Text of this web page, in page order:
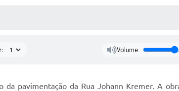
Volume
pavimentação da Rua Johann Kremer. A